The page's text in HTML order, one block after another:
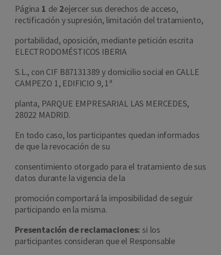
Página 1 de 2ejercer sus derechos de acceso,
rectificación y supresión, limitación del tratamiento,
portabilidad, oposición, mediante petición escrita
ELECTRODOMÉSTICOS IBERIA
S.L., con CIF B87131389 y domicilio social en CALLE
CAMPEZO 1, EDIFICIO 9, 1ª
planta, PARQUE EMPRESARIAL LAS MERCEDES,
28022 MADRID.
En todo caso, los participantes quedan informados
de que la revocación de su
consentimiento otorgado para el tratamiento de sus
datos durante la vigencia de la
promoción comportará la imposibilidad de seguir
participando en la misma.
Presentación de reclamaciones: si los
participantes consideran que el Responsable